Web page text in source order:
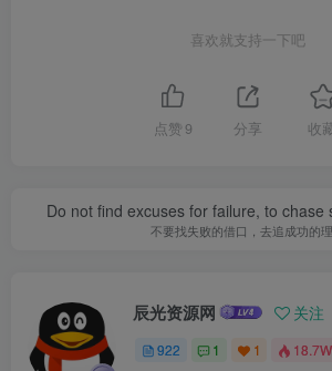
喜欢就支持一下吧
点赞 9 分享 收
Do not find excuses for failure, to chase
不要找失败的借口，去追成功的
辰光资源网 关注
922 1 1